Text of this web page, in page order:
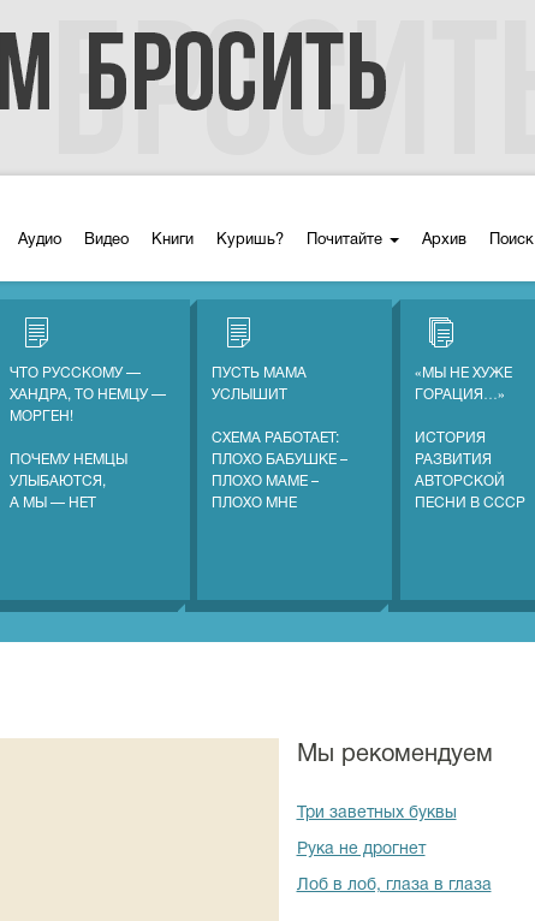
Аудио Видео Книги Куришь? Почитайте Архив Поиск
ЧТО РУССКОМУ —
ХАНДРА, ТО НЕМЦУ —
МОРГЕН!
ПОЧЕМУ НЕМЦЫ
УЛЫБАЮТСЯ,
А МЫ — НЕТ
ПУСТЬ МАМА
УСЛЫШИТ
СХЕМА РАБОТАЕТ:
ПЛОХО БАБУШКЕ –
ПЛОХО МАМЕ –
ПЛОХО МНЕ
«МЫ НЕ ХУЖЕ
ГОРАЦИЯ…»
ИСТОРИЯ
РАЗВИТИЯ
АВТОРСКОЙ
ПЕСНИ В СССР
Мы рекомендуем
Три заветных буквы
Рука не дрогнет
Лоб в лоб, глаза в глаза